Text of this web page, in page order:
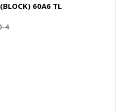
60A6 TL
4